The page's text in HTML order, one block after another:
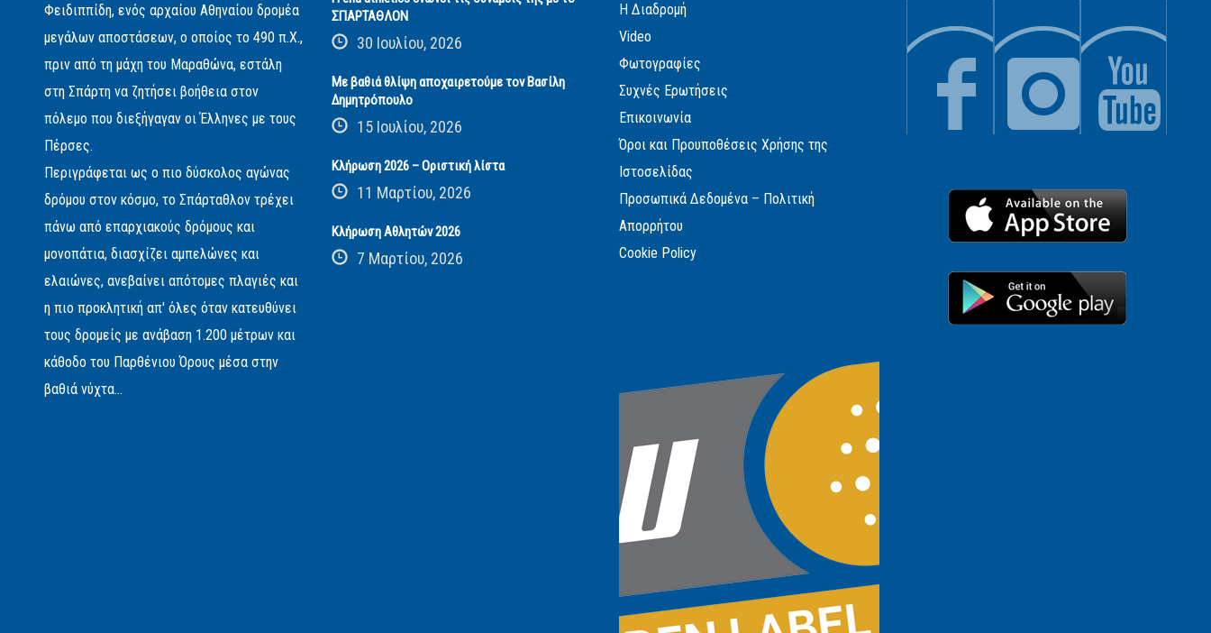
Φειδιππίδη, ενός αρχαίου Αθηναίου δρομέα
μεγάλων αποστάσεων, ο οποίος το 490 π.Χ.,
πριν από τη μάχη του Μαραθώνα, εστάλη
στη Σπάρτη να ζητήσει βοήθεια στον
πόλεμο που διεξήγαγαν οι Έλληνες με τους
Πέρσες.
Περιγράφεται ως ο πιο δύσκολος αγώνας
δρόμου στον κόσμο, το Σπάρταθλον τρέχει
πάνω από επαρχιακούς δρόμους και
μονοπάτια, διασχίζει αμπελώνες και
ελαιώνες, ανεβαίνει απότομες πλαγιές και
η πιο προκλητική απ' όλες όταν κατευθύνει
τους δρομείς με ανάβαση 1.200 μέτρων και
κάθοδο του Παρθένιου Όρους μέσα στην
βαθιά νύχτα...
ΣΠΑΡΤΑΘΛΟΝ
30 Ιουλίου, 2026
Με βαθιά θλίψη αποχαιρετούμε τον Βασίλη
Δημητρόπουλο
15 Ιουλίου, 2026
Κλήρωση 2026 – Οριστική λίστα
11 Μαρτίου, 2026
Κλήρωση Αθλητών 2026
7 Μαρτίου, 2026
Η Διαδρομή
Video
Φωτογραφίες
Συχνές Ερωτήσεις
Επικοινωνία
Όροι και Προυποθέσεις Χρήσης της
Ιστοσελίδας
Προσωπικά Δεδομένα – Πολιτική
Απορρήτου
Cookie Policy